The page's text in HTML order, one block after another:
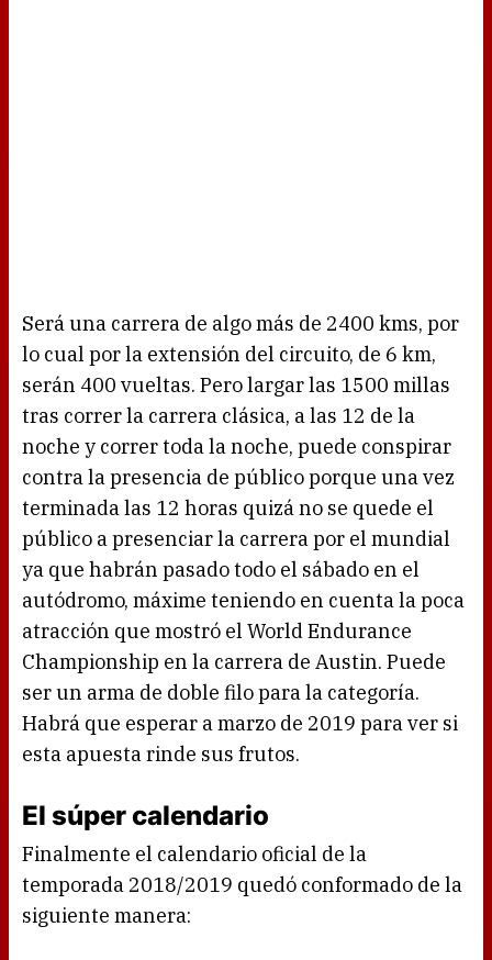
Será una carrera de algo más de 2400 kms, por
lo cual por la extensión del circuito, de 6 km,
serán 400 vueltas. Pero largar las 1500 millas
tras correr la carrera clásica, a las 12 de la
noche y correr toda la noche, puede conspirar
contra la presencia de público porque una vez
terminada las 12 horas quizá no se quede el
público a presenciar la carrera por el mundial
ya que habrán pasado todo el sábado en el
autódromo, máxime teniendo en cuenta la poca
atracción que mostró el World Endurance
Championship en la carrera de Austin. Puede
ser un arma de doble filo para la categoría.
Habrá que esperar a marzo de 2019 para ver si
esta apuesta rinde sus frutos.
El súper calendario
Finalmente el calendario oficial de la
temporada 2018/2019 quedó conformado de la
siguiente manera: